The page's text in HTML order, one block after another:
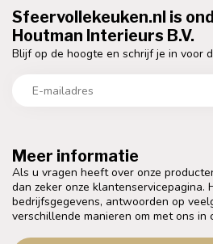
Meer informatie
Als u vragen heeft over onze
dan zeker onze klantenservicepagina.
bedrijfsgegevens, antwoorden op
verschillende manieren om met ons in
Sfeervollekeuken.nl is
Houtman Interieurs B.V.
Blijf op de hoogte en schrijf je in voor